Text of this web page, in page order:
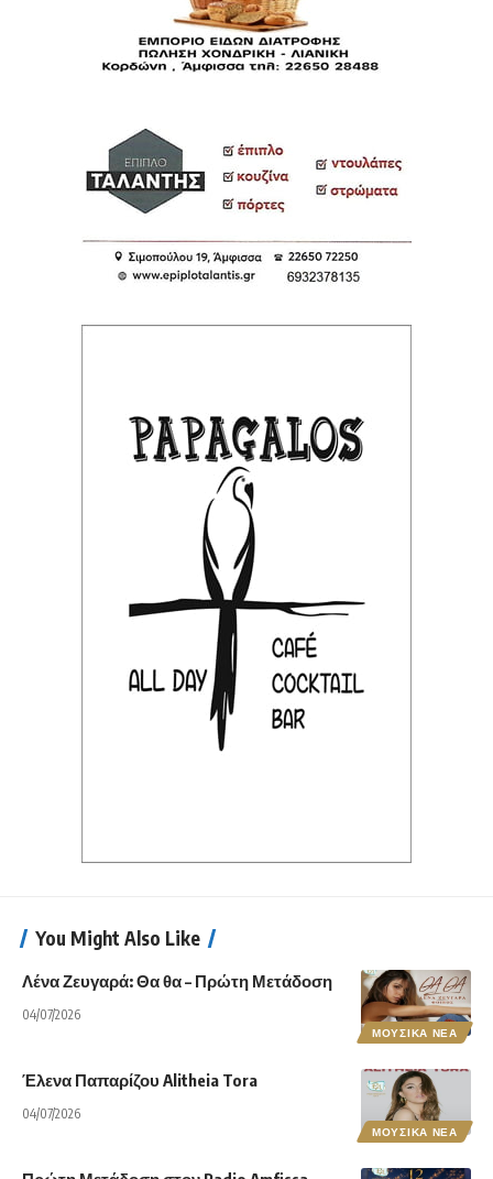
You Might Also Like
ΜΟΥΣΙΚΑ ΝΕΑ
Λένα Ζευγαρά: Θα θα – Πρώτη Μετάδοση
04/07/2026
ΜΟΥΣΙΚΑ ΝΕΑ
Έλενα Παπαρίζου Alitheia Tora
04/07/2026